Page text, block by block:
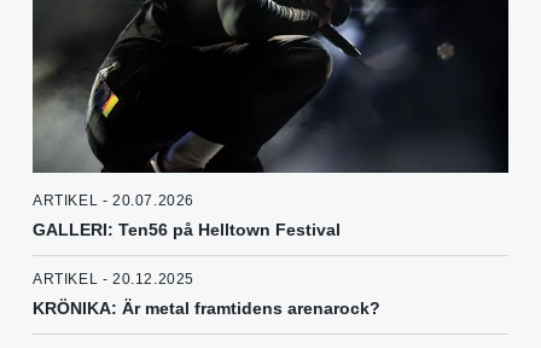
ARTIKEL - 20.07.2026
GALLERI: Ten56 på Helltown Festival
ARTIKEL - 20.12.2025
KRÖNIKA: Är metal framtidens arenarock?